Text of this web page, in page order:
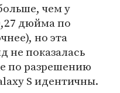
чем у
дюйма по
но эта
не показалась
по разрешению
S идентичны.